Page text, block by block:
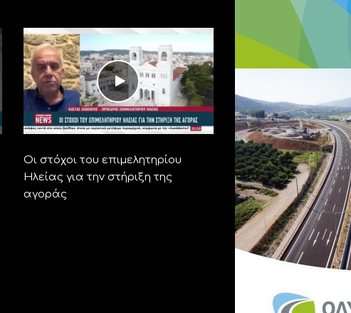
Οι στόχοι του επιμελητηρίου
Ηλείας για την στήριξη της
αγοράς